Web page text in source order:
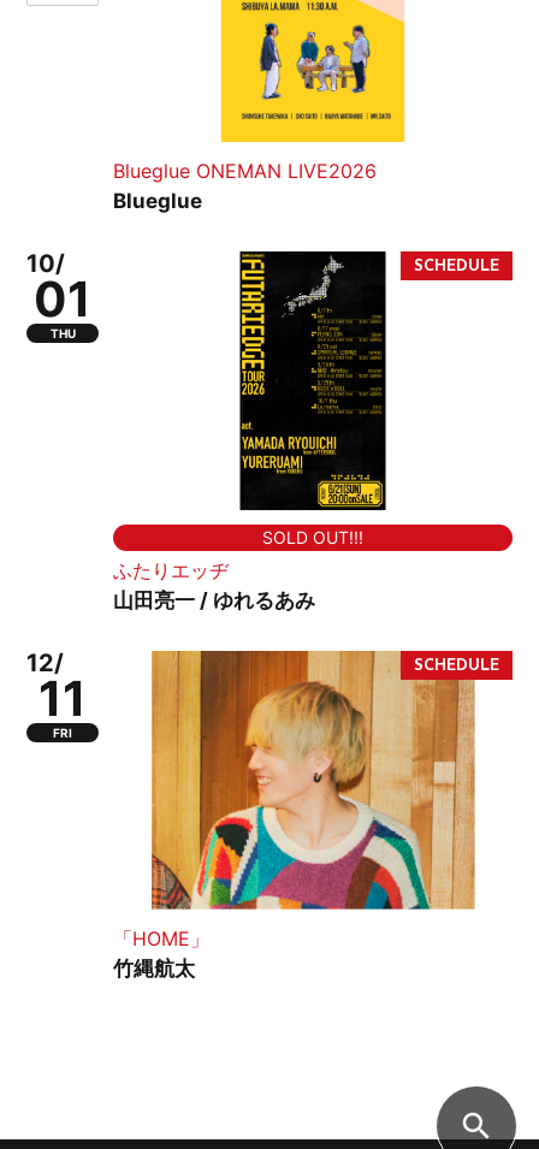
Blueglue ONEMAN LIVE2026
Blueglue
10/
01
THU
SOLD OUT!!!
ふたりエッヂ
山田亮一 / ゆれるあみ
12/
11
FRI
「HOME」
竹縄航太
search